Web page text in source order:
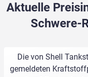
Aktuelle
Schwere-
Die von Shell
gemeldeten